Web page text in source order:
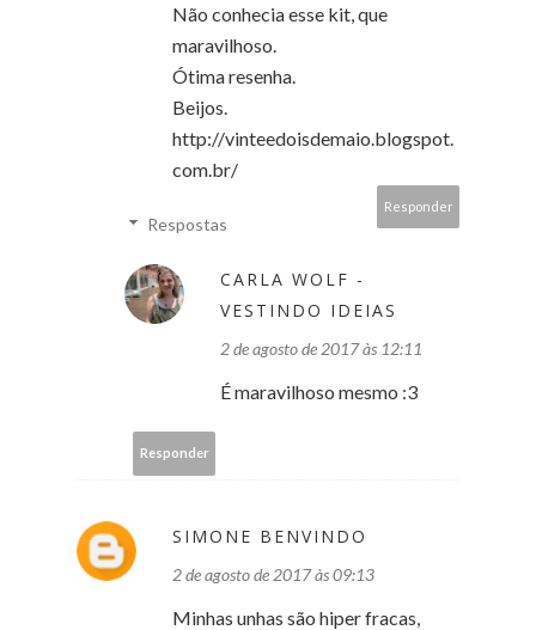
Não conhecia esse kit, que
maravilhoso.
Ótima resenha.
Beijos.
http://vinteedoisdemaio.blogspot.
com.br/
Responder
Respostas
CARLA WOLF -
VESTINDO IDEIAS
2 de agosto de 2017 às 12:11
É maravilhoso mesmo :3
Responder
SIMONE BENVINDO
2 de agosto de 2017 às 09:13
Minhas unhas são hiper fracas,